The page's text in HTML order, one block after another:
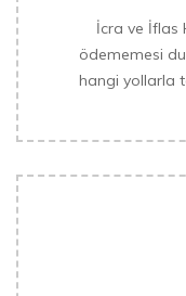
İcra ve İflas
ödememesi
hangi yollarla